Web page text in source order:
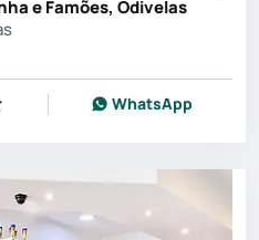
e Famões, Odivelas
WhatsApp